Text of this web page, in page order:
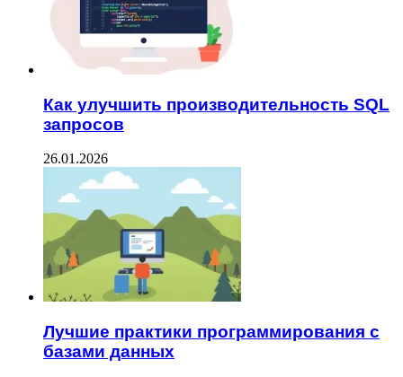
Как улучшить производительность SQL
запросов
26.01.2026
Лучшие практики программирования с
базами данных